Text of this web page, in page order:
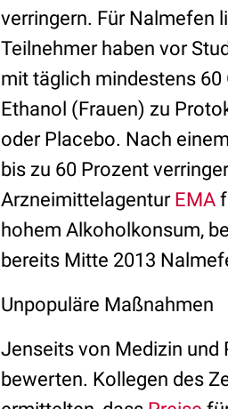
verringern. Für Nalmefen
Teilnehmer haben vor
mit täglich mindestens
Ethanol (Frauen) zu
oder Placebo. Nach
bis zu 60 Prozent
Arzneimittelagentur EMA
hohem Alkoholkonsum,
bereits Mitte 2013
Unpopuläre Maßnahmen
Jenseits von Medizin und
bewerten. Kollegen des